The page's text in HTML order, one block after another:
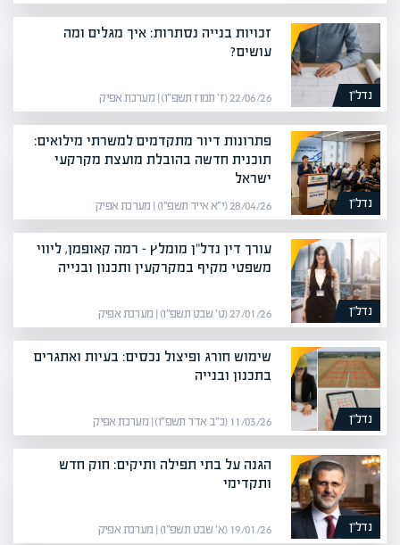
נדל”ן
זכויות בנייה נסתרות: איך מגלים ומה
עושים?
22/06/26 (ז׳ תמוז תשפ״ו) | מערכת אפיק
נדל”ן
פתרונות דיור מתקדמים למשרתי מילואים:
תוכנית חדשה בהובלת מועצת מקרקעי
ישראל
28/04/26 (י״א אייר תשפ״ו) | מערכת אפיק
נדל”ן
עורך דין נדל"ן מומלץ – רמה קאופמן, ליווי
משפטי מקיף במקרקעין ותכנון ובנייה
27/01/26 (ט׳ שבט תשפ״ו) | מערכת אפיק
נדל”ן
שימוש חורג ופיצול נכסים: בעיות ואתגרים
בתכנון ובנייה
11/03/26 (כ״ב אדר תשפ״ו) | מערכת אפיק
נדל”ן
הגנה על בתי תפילה ותיקים: חוק חדש
ותקדימי
19/01/26 (א׳ שבט תשפ״ו) | מערכת אפיק